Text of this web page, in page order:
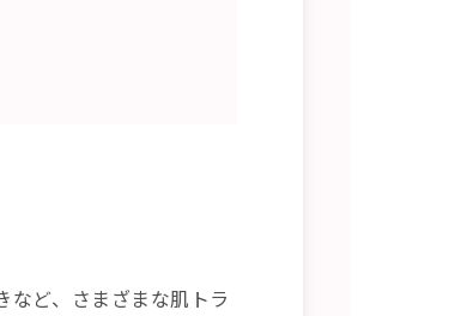
ど、さまざまな肌トラ